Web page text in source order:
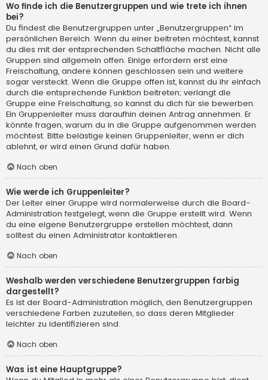
Wo finde ich die Benutzergruppen und wie trete ich ihnen
bei?
Du findest die Benutzergruppen unter „Benutzergruppen“ im
persönlichen Bereich. Wenn du einer beitreten möchtest, kannst
du dies mit der entsprechenden Schaltfläche machen. Nicht alle
Gruppen sind allgemein offen. Einige erfordern erst eine
Freischaltung, andere können geschlossen sein und weitere
sogar versteckt. Wenn die Gruppe offen ist, kannst du ihr einfach
durch die entsprechende Funktion beitreten; verlangt die
Gruppe eine Freischaltung, so kannst du dich für sie bewerben.
Ein Gruppenleiter muss daraufhin deinen Antrag annehmen. Er
könnte fragen, warum du in die Gruppe aufgenommen werden
möchtest. Bitte belästige keinen Gruppenleiter, wenn er dich
ablehnt, er wird einen Grund dafür haben.
Nach oben
Wie werde ich Gruppenleiter?
Der Leiter einer Gruppe wird normalerweise durch die Board-
Administration festgelegt, wenn die Gruppe erstellt wird. Wenn
du eine eigene Benutzergruppe erstellen möchtest, dann
solltest du einen Administrator kontaktieren.
Nach oben
Weshalb werden verschiedene Benutzergruppen farbig
dargestellt?
Es ist der Board-Administration möglich, den Benutzergruppen
verschiedene Farben zuzuteilen, so dass deren Mitglieder
leichter zu identifizieren sind.
Nach oben
Was ist eine Hauptgruppe?